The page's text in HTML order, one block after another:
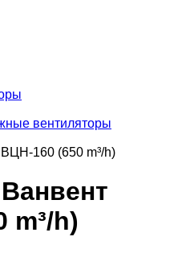
вентиляторы
160 (650 m³/h)
m³/h)